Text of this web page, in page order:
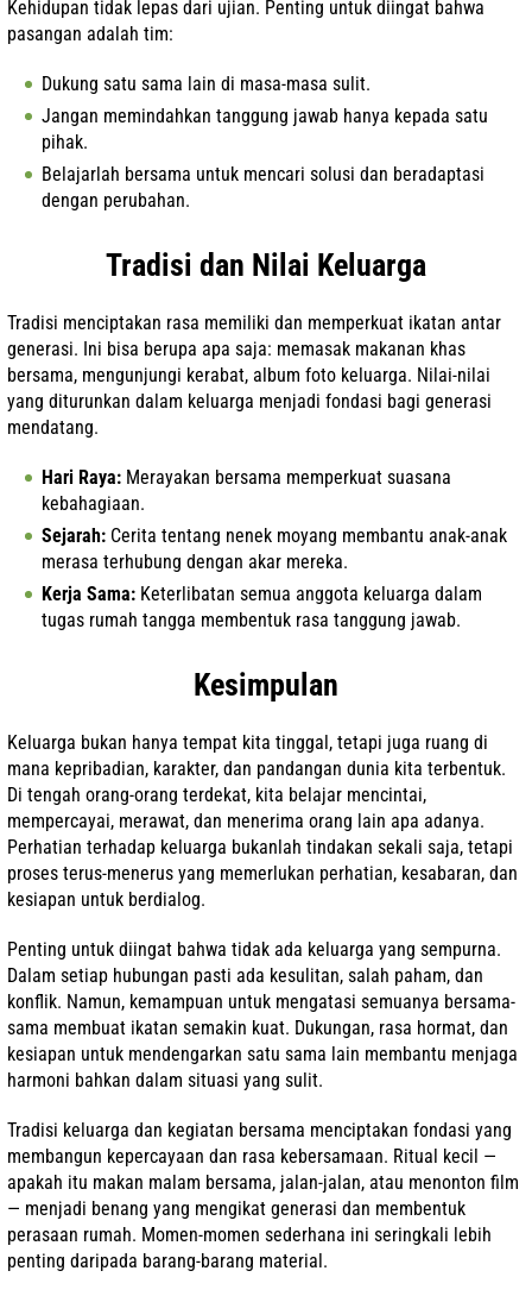
Kehidupan tidak lepas dari ujian. Penting untuk diingat bahwa
pasangan adalah tim:
Dukung satu sama lain di masa-masa sulit.
Jangan memindahkan tanggung jawab hanya kepada satu
pihak.
Belajarlah bersama untuk mencari solusi dan beradaptasi
dengan perubahan.
Tradisi dan Nilai Keluarga
Tradisi menciptakan rasa memiliki dan memperkuat ikatan antar
generasi. Ini bisa berupa apa saja: memasak makanan khas
bersama, mengunjungi kerabat, album foto keluarga. Nilai-nilai
yang diturunkan dalam keluarga menjadi fondasi bagi generasi
mendatang.
Hari Raya: Merayakan bersama memperkuat suasana
kebahagiaan.
Sejarah: Cerita tentang nenek moyang membantu anak-anak
merasa terhubung dengan akar mereka.
Kerja Sama: Keterlibatan semua anggota keluarga dalam
tugas rumah tangga membentuk rasa tanggung jawab.
Kesimpulan
Keluarga bukan hanya tempat kita tinggal, tetapi juga ruang di
mana kepribadian, karakter, dan pandangan dunia kita terbentuk.
Di tengah orang-orang terdekat, kita belajar mencintai,
mempercayai, merawat, dan menerima orang lain apa adanya.
Perhatian terhadap keluarga bukanlah tindakan sekali saja, tetapi
proses terus-menerus yang memerlukan perhatian, kesabaran, dan
kesiapan untuk berdialog.
Penting untuk diingat bahwa tidak ada keluarga yang sempurna.
Dalam setiap hubungan pasti ada kesulitan, salah paham, dan
konflik. Namun, kemampuan untuk mengatasi semuanya bersama-
sama membuat ikatan semakin kuat. Dukungan, rasa hormat, dan
kesiapan untuk mendengarkan satu sama lain membantu menjaga
harmoni bahkan dalam situasi yang sulit.
Tradisi keluarga dan kegiatan bersama menciptakan fondasi yang
membangun kepercayaan dan rasa kebersamaan. Ritual kecil —
apakah itu makan malam bersama, jalan-jalan, atau menonton film
— menjadi benang yang mengikat generasi dan membentuk
perasaan rumah. Momen-momen sederhana ini seringkali lebih
penting daripada barang-barang material.